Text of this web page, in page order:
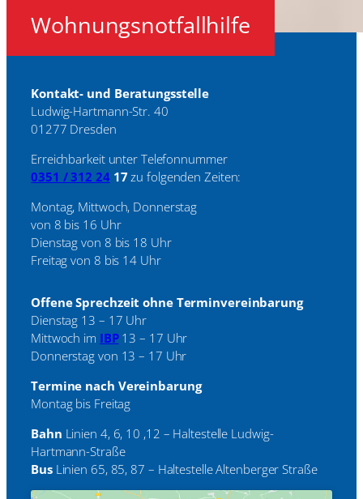
Wohnungsnotfallhilfe
Kontakt- und Beratungsstelle
Ludwig-Hartmann-Str. 40
01277 Dresden
Erreichbarkeit unter Telefonnummer
0351 / 312 2417 zu folgenden Zeiten:
Montag, Mittwoch, Donnerstag
von 8 bis 16 Uhr
Dienstag von 8 bis 18 Uhr
Freitag von 8 bis 14 Uhr
Offene Sprechzeit ohne Terminvereinbarung
Dienstag 13 – 17 Uhr
Mittwoch im IBP13 – 17 Uhr
Donnerstag von 13 – 17 Uhr
Termine nach Vereinbarung
Montag bis Freitag
Bahn Linien 4, 6, 10 ,12 – Haltestelle Ludwig-
Hartmann-Straße
BusLinien 65, 85, 87 – Haltestelle Altenberger Straße